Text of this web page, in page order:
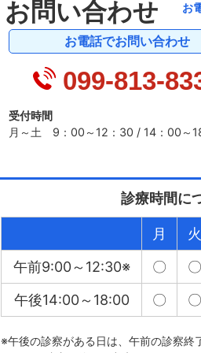
お問い合わせ お
お電話でお問い合わせ
099-813-
受付時間
月～土 9：00～12：30 / 14：00～
診療時間に
月 火
午前9:00～12:30※
〇 〇
午後14:00～18:00
〇 〇
※午後の診察がある日は、午前の診察終